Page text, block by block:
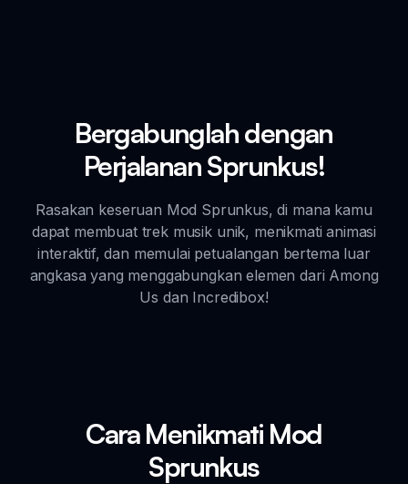
Bergabunglah dengan
Perjalanan Sprunkus!
Rasakan keseruan Mod Sprunkus, di mana kamu
dapat membuat trek musik unik, menikmati animasi
interaktif, dan memulai petualangan bertema luar
angkasa yang menggabungkan elemen dari Among
Us dan Incredibox!
Cara Menikmati Mod
Sprunkus